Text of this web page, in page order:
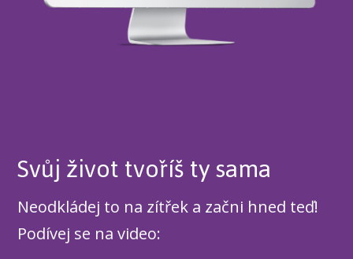
Svůj život tvoříš ty sama
Neodkládej to na zítřek a začni hned teď!
Podívej se na video: